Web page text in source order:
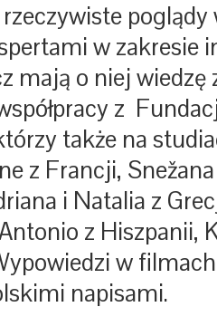
w zakresie
mają o niej wiedzę
z
także na
z Francji,
i Natalia z
z Hiszpanii,
w
napisami.